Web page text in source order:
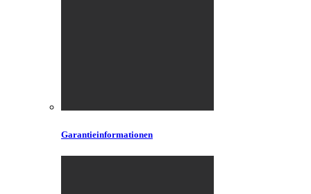
Garantieinformationen